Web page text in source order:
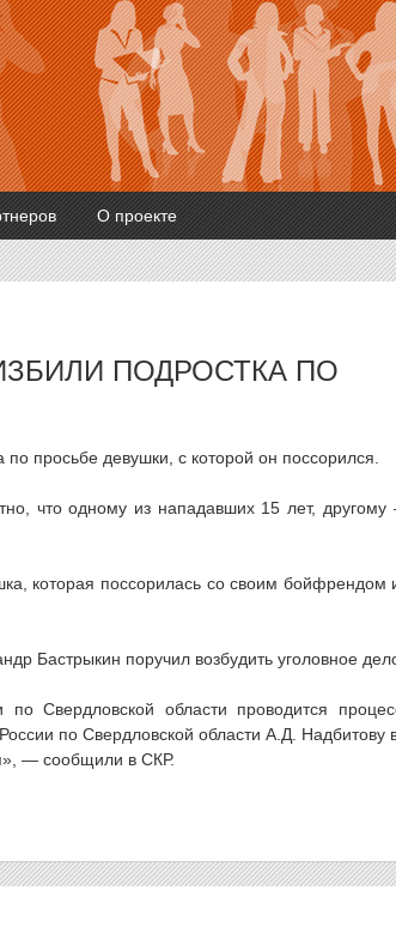
О проекте
ПОДРОСТКА ПО
просьбе девушки, с которой он поссорился.
что одному из нападавших 15 лет,
которая поссорилась со своим бойфрендом
Бастрыкин поручил возбудить уголовное
Свердловской области проводится
по Свердловской области А.Д. Надбитову
— сообщили в СКР.